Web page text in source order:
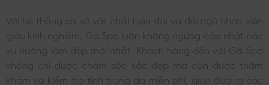
Với hệ thống cơ sở vật chất hiện đại và đội ngũ nhân viên
giàu kinh nghiệm, Gà Spa luôn không ngừng cập nhật các
xu hướng làm đẹp mới nhất. Khách hàng đến với Gà Spa
không chỉ được chăm sóc sắc đẹp mà còn được thăm
khám và kiểm tra tình trạng da miễn phí, giúp đưa ra các